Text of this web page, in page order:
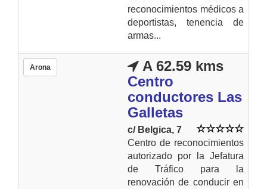
reconocimientos médicos a
deportistas, tenencia de
armas...
Arona
A 62.59 kms
Centro
conductores Las
Galletas
c/ Belgica, 7
Centro de reconocimientos
autorizado por la Jefatura
de Tráfico para la
renovación de conducir en